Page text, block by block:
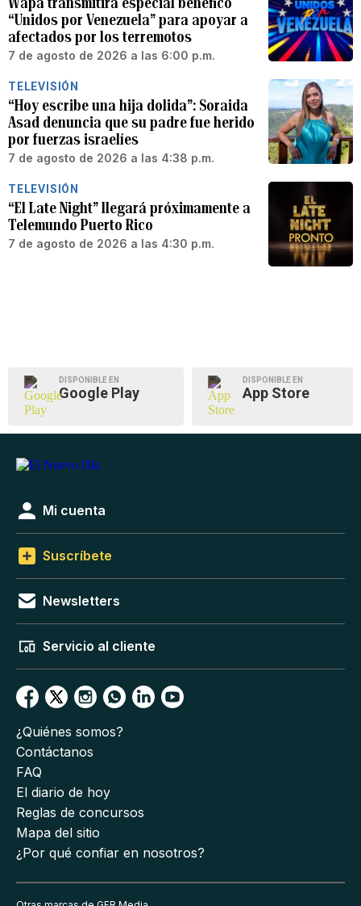
“Unidos por Venezuela” para apoyar a
afectados por los terremotos
7 de agosto de 2026 a las 6:00 p.m.
TELEVISIÓN
“Hoy escribe una hija dolida”: Soraida
Asad denuncia que su padre fue herido
por fuerzas israelíes
7 de agosto de 2026 a las 4:38 p.m.
TELEVISIÓN
“El Late Night” llegará próximamente a
Telemundo Puerto Rico
7 de agosto de 2026 a las 4:30 p.m.
DISPONIBLE EN
Google Play
DISPONIBLE EN
App Store
Mi cuenta
Suscríbete
Newsletters
Servicio al cliente
¿Quiénes somos?
Contáctanos
FAQ
El diario de hoy
Reglas de concursos
Mapa del sitio
¿Por qué confiar en nosotros?